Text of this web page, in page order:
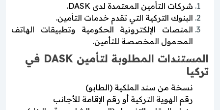
شركات التأمين المعتمدة لدى DASK.
البنوك التركية التي تقدم خدمات التأمين.
المنصات الإلكترونية الحكومية وتطبيقات الهاتف
المحمول المخصصة للتأمين.
المستندات المطلوبة لتأمين DASK في
تركيا
نسخة من سند الملكية (الطابو)
رقم الهوية التركية أو رقم الإقامة للأجانب